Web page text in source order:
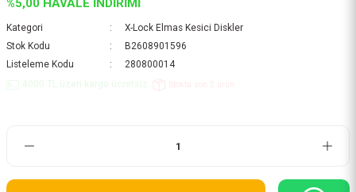
%5,00 HAVALE İNDİRİMİ
Kategori
X-Lock Elmas Kesici Diskler
Stok Kodu
B2608901596
Listeleme Kodu
280800014